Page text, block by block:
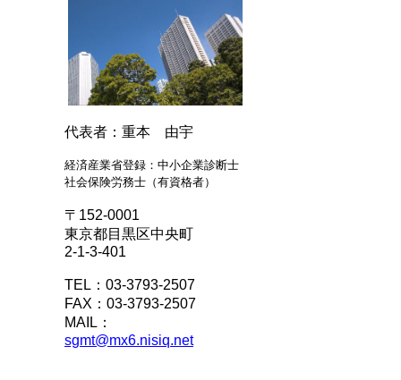
代表者：重本 由宇
経済産業省登録：中小企業診断士
社会保険労務士（有資格者）
〒152-0001
東京都目黒区中央町
2-1-3-401
TEL：03-3793-2507
FAX：03-3793-2507
MAIL：
sgmt@mx6.nisiq.net